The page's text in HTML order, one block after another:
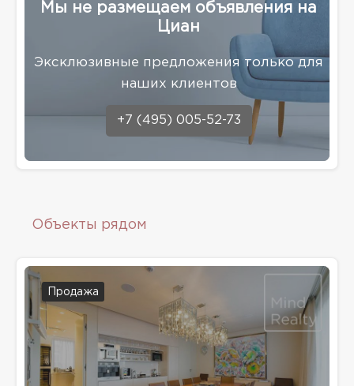
Мы не размещаем объявления на
Циан
Эксклюзивные предложения только для
наших клиентов
+7 (495) 005-52-73
Объекты рядом
Продажа